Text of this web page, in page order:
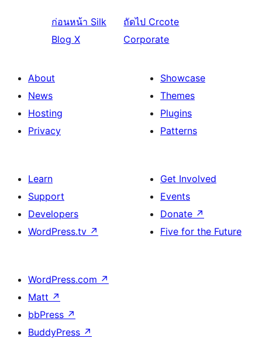
ก่อนหน้า Silk
Blog X
ถัดไป Crcote
Corporate
About
News
Hosting
Privacy
Showcase
Themes
Plugins
Patterns
Learn
Support
Developers
WordPress.tv ↗
Get Involved
Events
Donate ↗
Five for the Future
WordPress.com ↗
Matt ↗
bbPress ↗
BuddyPress ↗